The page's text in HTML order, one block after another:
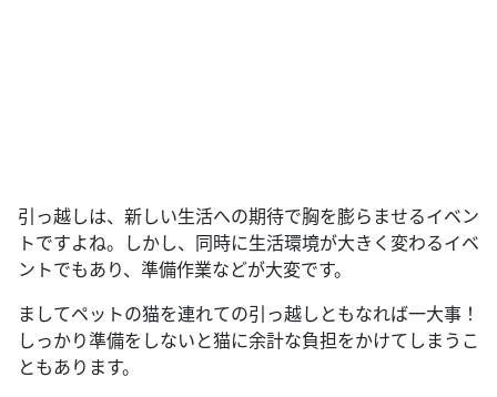
引っ越しは、新しい生活への期待で胸を膨らませるイベン
トですよね。しかし、同時に生活環境が大きく変わるイベ
ントでもあり、準備作業などが大変です。
ましてペットの猫を連れての引っ越しともなれば一大事！
しっかり準備をしないと猫に余計な負担をかけてしまうこ
ともあります。